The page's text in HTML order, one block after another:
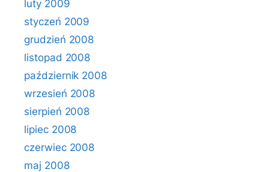
luty 2009
styczeń 2009
grudzień 2008
listopad 2008
październik 2008
wrzesień 2008
sierpień 2008
lipiec 2008
czerwiec 2008
maj 2008